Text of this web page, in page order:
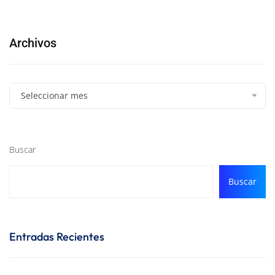
Archivos
Seleccionar mes
Buscar
Buscar
Entradas Recientes